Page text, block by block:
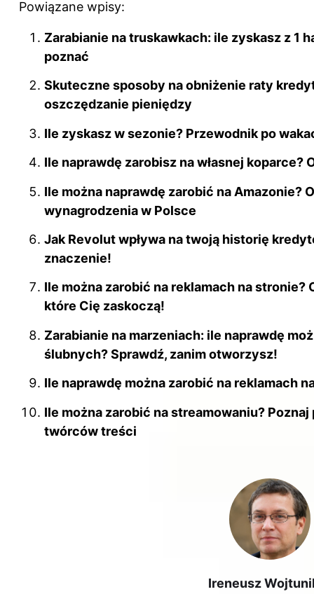
c
e
b
o
o
k
er
e
st
di bl e
n
Powiązane wpisy:
Zarabianie na truskawkach: ile zyskasz z 1
poznać
Skuteczne sposoby na obniżenie raty
oszczędzanie pieniędzy
Ile zyskasz w sezonie? Przewodnik po
Ile naprawdę zarobisz na własnej koparce?
Ile można naprawdę zarobić na Amazonie?
wynagrodzenia w Polsce
Jak Revolut wpływa na twoją historię
znaczenie!
Ile można zarobić na reklamach na stronie?
które Cię zaskoczą!
Zarabianie na marzeniach: ile naprawdę
ślubnych? Sprawdź, zanim otworzysz!
Ile naprawdę można zarobić na reklamach
Ile można zarobić na streamowaniu?
twórców treści
Ireneusz